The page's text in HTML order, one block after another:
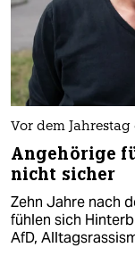
Vor dem Jahrestag
Angehörige
nicht sicher
Zehn Jahre nach
fühlen sich
AfD,